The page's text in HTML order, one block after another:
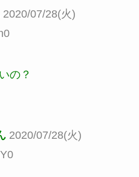
2020/07/28(火)
の？
2020/07/28(火)